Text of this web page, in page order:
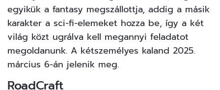
egyikük a fantasy megszállottja, addig a másik
karakter a sci-fi-elemeket hozza be, így a két
világ közt ugrálva kell megannyi feladatot
megoldanunk. A kétszemélyes kaland 2025.
március 6-án jelenik meg.
RoadCraft